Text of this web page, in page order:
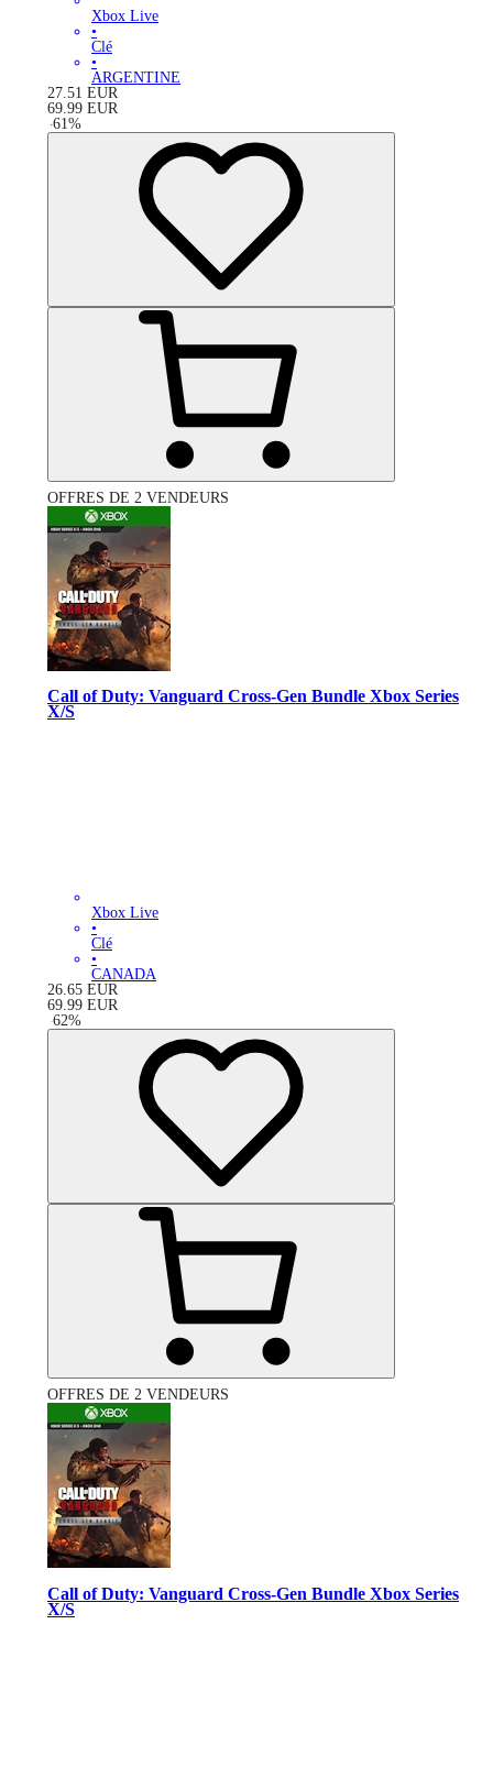
Xbox Live
•
Clé
•
ARGENTINE
27.51 EUR
69.99 EUR
-61%
OFFRES DE 2 VENDEURS
Call of Duty: Vanguard Cross-Gen Bundle Xbox Series
X/S
Xbox Live
•
Clé
•
CANADA
26.65 EUR
69.99 EUR
-62%
OFFRES DE 2 VENDEURS
Call of Duty: Vanguard Cross-Gen Bundle Xbox Series
X/S